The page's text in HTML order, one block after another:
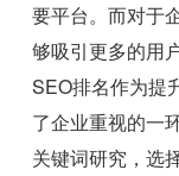
要平台。而对于
够吸引更多的用
SEO排名作为提
了企业重视的一
关键词研究，选